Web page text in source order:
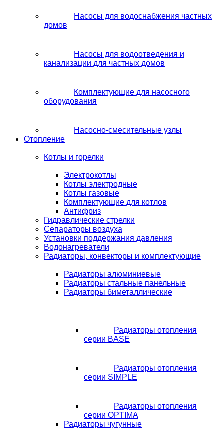
Насосы для водоснабжения частных
домов
Насосы для водоотведения и
канализации для частных домов
Комплектующие для насосного
оборудования
Насосно-смесительные узлы
Отопление
Котлы и горелки
Электрокотлы
Котлы электродные
Котлы газовые
Комплектующие для котлов
Антифриз
Гидравлические стрелки
Сепараторы воздуха
Установки поддержания давления
Водонагреватели
Радиаторы, конвекторы и комплектующие
Радиаторы алюминиевые
Радиаторы стальные панельные
Радиаторы биметаллические
Радиаторы отопления
серии BASE
Радиаторы отопления
серии SIMPLE
Радиаторы отопления
серии OPTIMA
Радиаторы чугунные